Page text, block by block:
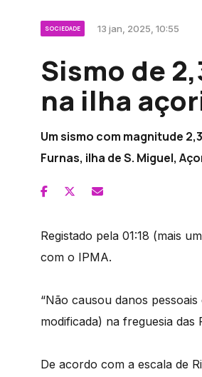
SOCIEDADE 13 jan, 2025, 10:55
Sismo de
na ilha
Um sismo com magnitude
Furnas, ilha de S. Miguel,
Registado pela 01:18 (mais
com o IPMA.
“Não causou danos
modificada) na freguesia das
De acordo com a escala de